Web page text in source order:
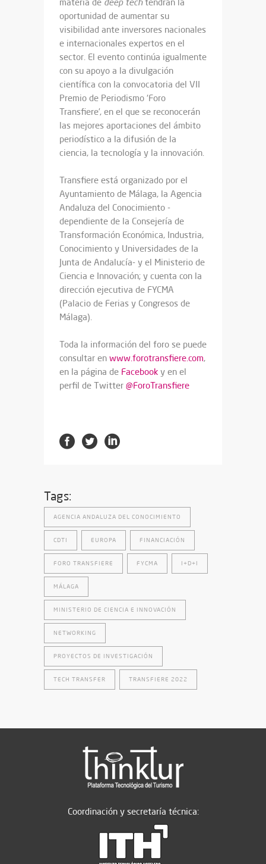
oportunidad de aumentar su
visibilidad ante inversores nacionales
e internacionales expertos en el
sector. El evento continúa igualmente
con su apoyo a la divulgación
científica con la convocatoria del VII
Premio de Periodismo ‘Foro
Transfiere’, en el que se reconocerán
las mejores aportaciones del ámbito
periodístico a la difusión de la
ciencia, la tecnología y la innovación.
Transfiere está organizado por el
Ayuntamiento de Málaga, la Agencia
Andaluza del Conocimiento -
dependiente de la Consejería de
Transformación Económica, Industria,
Conocimiento y Universidades de la
Junta de Andalucía- y el Ministerio de
Ciencia e Innovación; y cuenta con la
dirección ejecutiva de FYCMA
(Palacio de Ferias y Congresos de
Málaga).
Toda la información del foro se puede
consultar en www.forotransfiere.com,
en la página de Facebook y en el
perfil de Twitter @ForoTransfiere
Tags:
AGENCIA ANDALUZA DEL CONOCIMIENTO
CDTI EUROPA FINANCIACIÓN
FORO TRANSFIERE FYCMA I+D+I
MÁLAGA
MINISTERIO DE CIENCIA E INNOVACIÓN
NETWORKING
PROYECTOS DE INVESTIGACIÓN
TECH TRANSFER TRANSFIERE 2022
Coordinación y secretaría técnica: